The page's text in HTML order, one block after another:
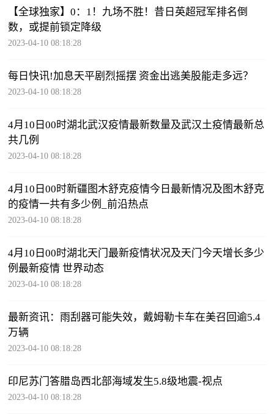
【全球独家】0：1！九场不胜！昔日英超冠军排名倒
数，或提前锁定降级
2023-04-10 08:18:28
每日快讯!加息天平剧烈摇摆 资金出逃美股能走多远？
2023-04-10 08:18:28
4月10日00时湖北武汉疫情最新数量及武汉土疫情最新总
共几例
2023-04-10 08:18:28
4月10日00时新疆图木舒克疫情今日最新情况及图木舒克
的疫情一共有多少例_前沿热点
2023-04-10 08:18:28
4月10日00时湖北天门最新疫情状况及天门今天增长多少
例最新疫情 世界动态
2023-04-10 08:18:28
最新资讯：雨刮器可能失效，戴姆勒卡车在美召回逾5.4
万辆
2023-04-10 08:18:28
印尼苏门答腊岛西北部海域发生5.8级地震-视点
2023-04-10 08:18:28